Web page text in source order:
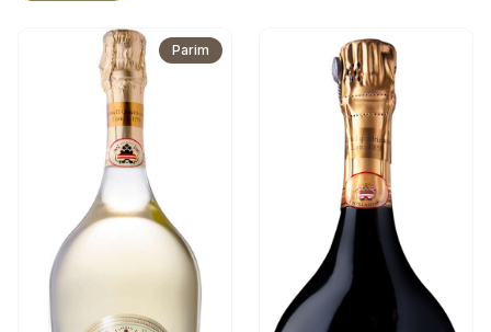
Parim